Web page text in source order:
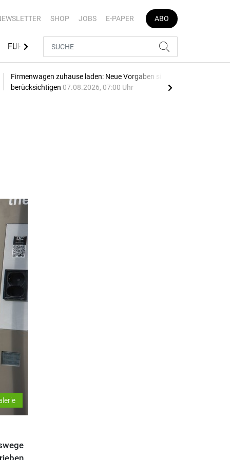
SHOP JOBS E-PAPER ABO
FUHRPARK-TOOLS FLOTTENLÖSUNGEN
Firmenwagen zuhause laden: Neue Vorgaben sind zu
berücksichtigen 07.08.2026, 07:00 Uhr